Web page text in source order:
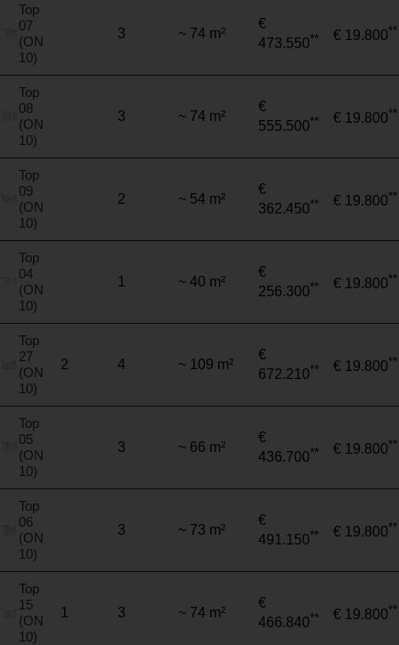
Top
07
(ON
10)
3 ~ 74 m²
€
473.550** € 19.800**
Top
08
(ON
10)
3 ~ 74 m²
€
555.500** € 19.800**
Top
09
(ON
10)
2 ~ 54 m²
€
362.450** € 19.800**
Top
04
(ON
10)
1 ~ 40 m²
€
256.300** € 19.800**
Top
27
(ON
10)
2 4 ~ 109 m²
€
672.210** € 19.800**
Top
05
(ON
10)
3 ~ 66 m²
€
436.700** € 19.800**
Top
06
(ON
10)
3 ~ 73 m²
€
491.150** € 19.800**
Top
15
(ON
10)
1 3 ~ 74 m²
€
466.840** € 19.800**